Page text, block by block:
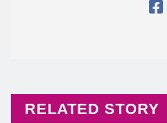
RELATED STORY